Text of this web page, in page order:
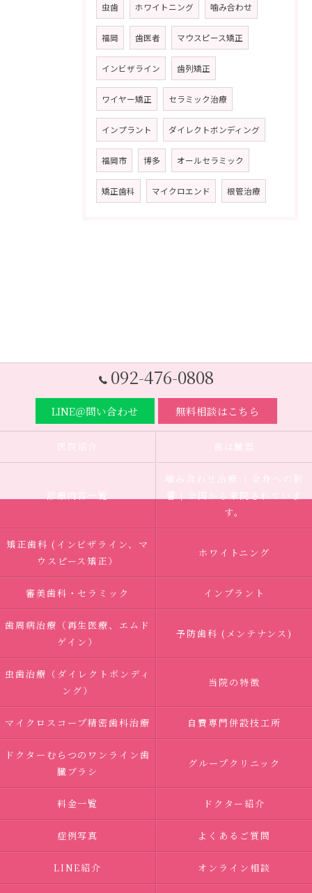
虫歯 ホワイトニング 噛み合わせ
福岡 歯医者 マウスピース矯正
インビザライン 歯列矯正
ワイヤー矯正 セラミック治療
インプラント ダイレクトボンディング
福岡市 博多 オールセラミック
矯正歯科 マイクロエンド 根管治療
092-476-0808
LINE＠問い合わせ 無料相談はこちら
医院紹介 歯は臓器
診療内容一覧
噛み合わせ治療 ｜全身への影
響｜全国から来院されていま
す。
矯正歯科 (インビザライン、マ
ウスピース矯正）
ホワイトニング
審美歯科・セラミック インプラント
歯周病治療（再生医療、エムド
ゲイン）
予防歯科 (メンテナンス)
虫歯治療（ダイレクトボンディ
ング）
当院の特徴
マイクロスコープ精密歯科治療 自費専門併設技工所
ドクターむらつのワンライン歯
臓ブラシ
グループクリニック
料金一覧 ドクター紹介
症例写真 よくあるご質問
LINE紹介 オンライン相談